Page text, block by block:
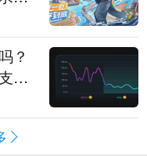
？
持